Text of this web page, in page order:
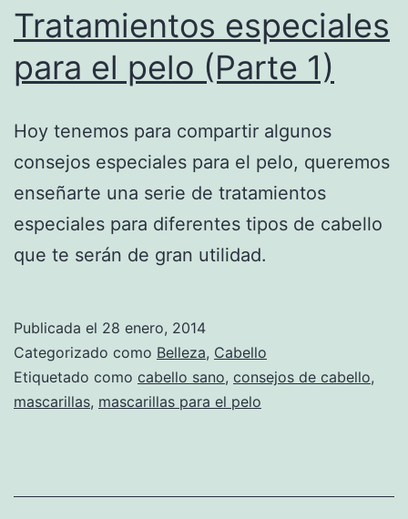
Tratamientos especiales
para el pelo (Parte 1)
Hoy tenemos para compartir algunos
consejos especiales para el pelo, queremos
enseñarte una serie de tratamientos
especiales para diferentes tipos de cabello
que te serán de gran utilidad.
Publicada el 28 enero, 2014
Categorizado como Belleza, Cabello
Etiquetado como cabello sano, consejos de cabello,
mascarillas, mascarillas para el pelo